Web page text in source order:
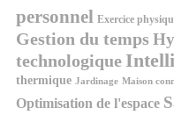
personnel Exercice
Gestion du temps
technologique
thermique Jardinage Maison
Optimisation de l'espace